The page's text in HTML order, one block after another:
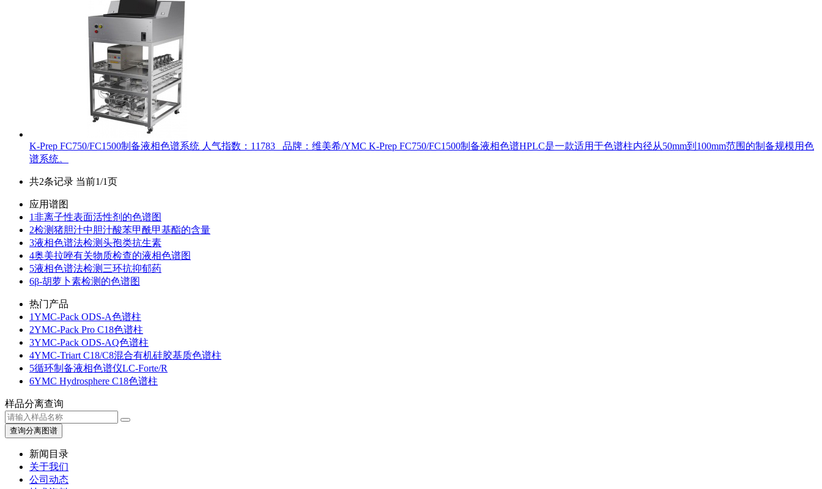
K-Prep FC750/FC1500制备液相色谱系统 人气指数：11783 品牌：维美希/YMC K-Prep FC750/FC1500制备液相色谱HPLC是一款适用于色谱柱内径从50mm到100mm范围的制备规模用色
谱系统。
共2条记录 当前1/1页
应用谱图
1非离子性表面活性剂的色谱图
2检测猪胆汁中胆汁酸苯甲酰甲基酯的含量
3液相色谱法检测头孢类抗生素
4奥美拉唑有关物质检查的液相色谱图
5液相色谱法检测三环抗抑郁药
6β-胡萝卜素检测的色谱图
热门产品
1YMC-Pack ODS-A色谱柱
2YMC-Pack Pro C18色谱柱
3YMC-Pack ODS-AQ色谱柱
4YMC-Triart C18/C8混合有机硅胶基质色谱柱
5循环制备液相色谱仪LC-Forte/R
6YMC Hydrosphere C18色谱柱
样品分离查询
新闻目录
关于我们
公司动态